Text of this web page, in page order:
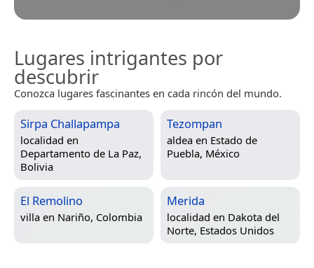
Lugares intrigantes por
descubrir
Conozca lugares fascinantes en cada rincón del mundo.
Sirpa Challapampa
localidad en
Departamento de La Paz,
Bolivia
Tezompan
aldea en Estado de
Puebla, México
El Remolino
villa en Nariño, Colombia
Merida
localidad en Dakota del
Norte, Estados Unidos